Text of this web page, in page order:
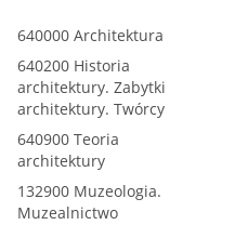
640000 Architektura
640200 Historia
architektury. Zabytki
architektury. Twórcy
640900 Teoria
architektury
132900 Muzeologia.
Muzealnictwo